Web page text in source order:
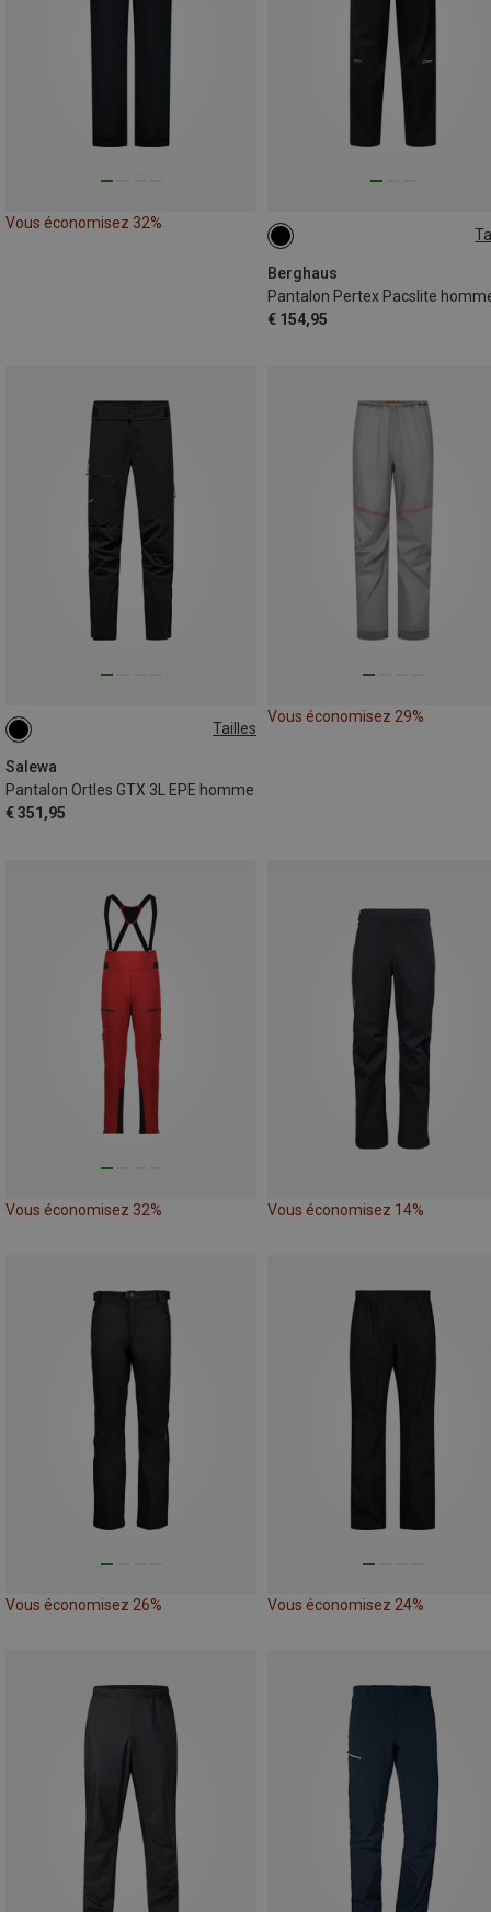
Vous économisez 32%
Berghaus
Pantalon Pertex Pacslite
€ 154,95
Tailles
Salewa
Pantalon Ortles GTX 3L EPE homme
€ 351,95
S
Vous économisez 29%
Vous économisez 32% Vous économisez 14%
Vous économisez 26% Vous économisez 24%